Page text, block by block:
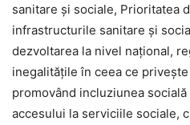
sanitare și sociale, Prioritatea
infrastructurile sanitare și
dezvoltarea la nivel național,
inegalităţile în ceea ce
promovând incluziunea
accesului la serviciile sociale,